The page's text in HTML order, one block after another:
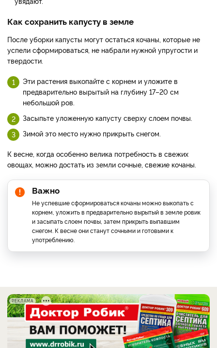
Как сохранить капусту в земле
После уборки капусты могут остаться кочаны, которые не
успели сформироваться, не набрали нужной упругости и
твердости.
Эти растения выкопайте с корнем и уложите в
предварительно вырытый на глубину 17–20 см
небольшой ров.
Засыпьте уложенную капусту сверху слоем почвы.
Зимой это место нужно прикрыть снегом.
К весне, когда особенно велика потребность в свежих
овощах, можно достать из земли сочные, свежие кочаны.
Важно
Не успевшие сформироваться кочаны можно выкопать с
корнем, уложить в предварительно вырытый в земле ровик
и засыпать слоем почвы, затем прикрыть выпавшим
снегом. К весне они станут сочными и готовыми к
употреблению.
РЕКЛАМА